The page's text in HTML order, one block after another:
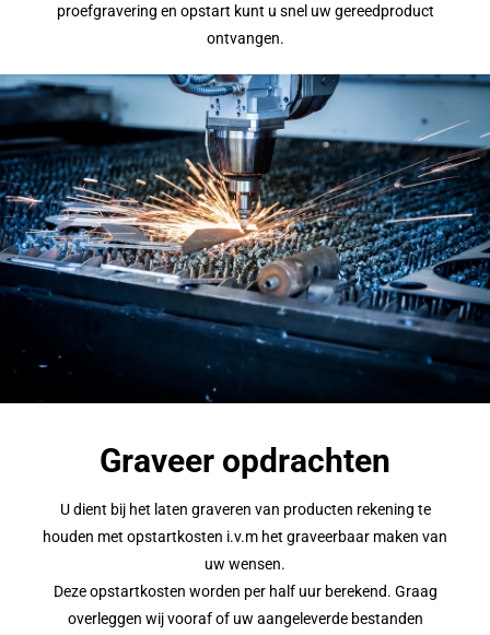
proefgravering en opstart kunt u snel uw gereedproduct
ontvangen.
Graveer opdrachten
U dient bij het laten graveren van producten rekening te
houden met opstartkosten i.v.m het graveerbaar maken van
uw wensen.
Deze opstartkosten worden per half uur berekend. Graag
overleggen wij vooraf of uw aangeleverde bestanden